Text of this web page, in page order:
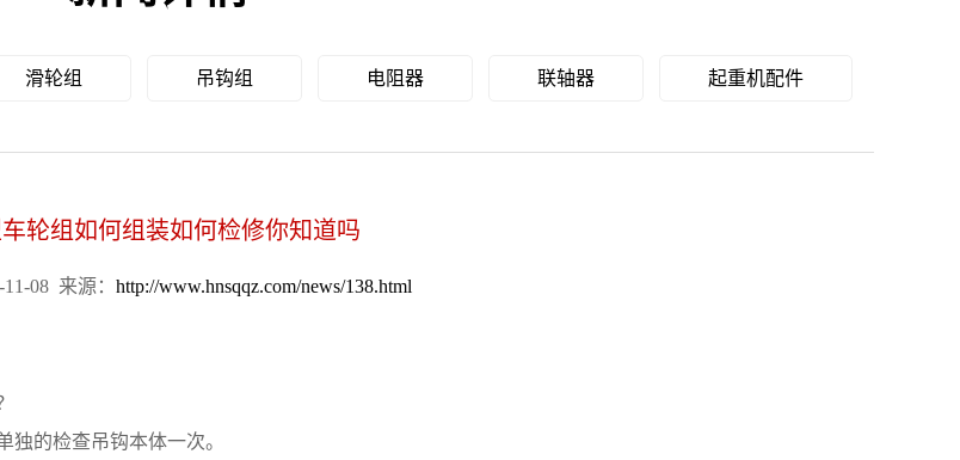
滑轮组 吊钩组 电阻器 联轴器 起重机配件
轮组如何组装如何检修你知道吗
08 来源： http://www.hnsqqz.com/news/138.html
的检查吊钩本体一次。